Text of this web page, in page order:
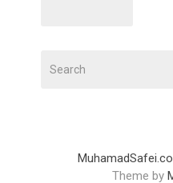
Theme by